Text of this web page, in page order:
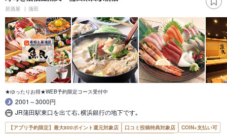
居酒屋 蒲田
★ゆったりお得★WEB予約限定コース受付中
2001～3000円
JR蒲田駅東口を出て右､横浜銀行の地下です｡
【アプリ予約限定】最大800ポイント還元対象店 口コミ投稿特典対象店
COIN+支払い可